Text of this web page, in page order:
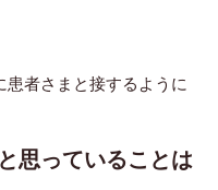
者さまと接するように
思っていることは